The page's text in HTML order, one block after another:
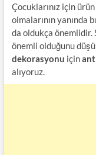
Çocuklarınız için
olmalarının yanında
da oldukça önemlidir.
önemli olduğunu
dekorasyonu için
alıyoruz.